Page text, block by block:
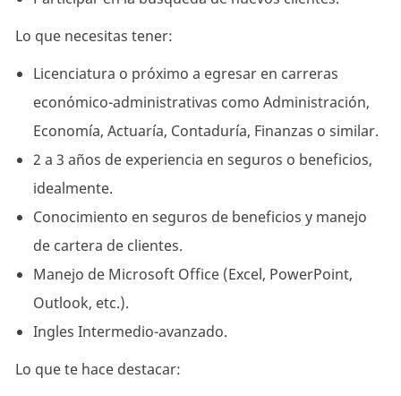
Lo que necesitas tener:
Licenciatura o próximo a egresar en carreras
económico-administrativas como Administración,
Economía, Actuaría, Contaduría, Finanzas o similar.
2 a 3 años de experiencia en seguros o beneficios,
idealmente.
Conocimiento en seguros de beneficios y manejo
de cartera de clientes.
Manejo de Microsoft Office (Excel, PowerPoint,
Outlook, etc.).
Ingles Intermedio-avanzado.
Lo que te hace destacar: